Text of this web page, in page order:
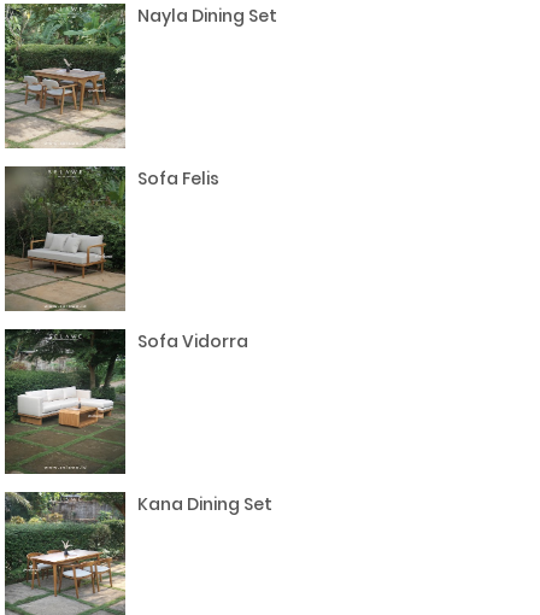
Nayla Dining Set
Sofa Felis
Sofa Vidorra
Kana Dining Set